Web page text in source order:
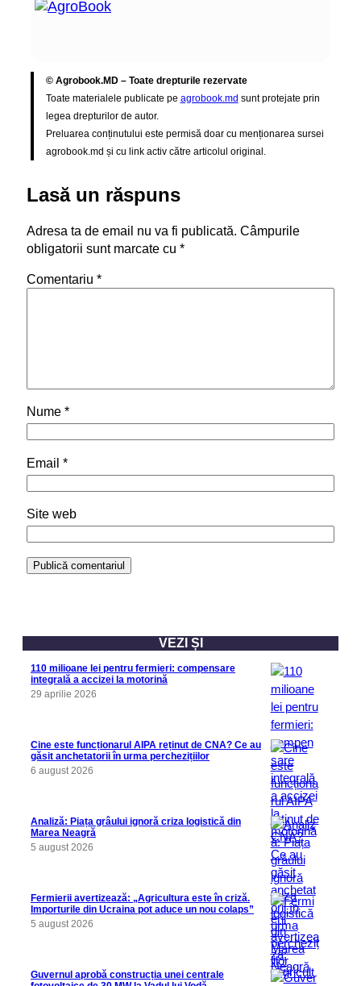
© Agrobook.MD – Toate drepturile rezervate
Toate materialele publicate pe agrobook.md sunt protejate prin
legea drepturilor de autor.
Preluarea conținutului este permisă doar cu menționarea sursei
agrobook.md și cu link activ către articolul original.
Lasă un răspuns
Adresa ta de email nu va fi publicată. Câmpurile
obligatorii sunt marcate cu *
Comentariu *
Nume *
Email *
Site web
VEZI ȘI
110 milioane lei pentru fermieri: compensare
integrală a accizei la motorină
29 aprilie 2026
Cine este funcționarul AIPA reținut de CNA? Ce au
găsit anchetatorii în urma perchezițiilor
6 august 2026
Analiză: Piața grâului ignoră criza logistică din
Marea Neagră
5 august 2026
Fermierii avertizează: „Agricultura este în criză.
Importurile din Ucraina pot aduce un nou colaps”
5 august 2026
Guvernul aprobă construcția unei centrale